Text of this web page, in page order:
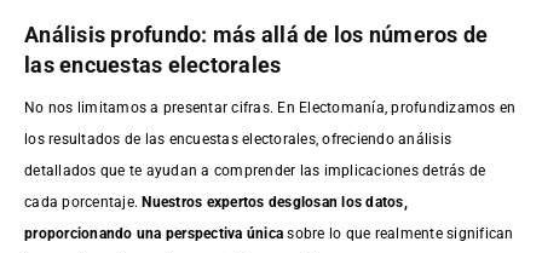
Análisis profundo: más allá de los números de
las encuestas electorales
No nos limitamos a presentar cifras. En Electomanía, profundizamos en
los resultados de las encuestas electorales, ofreciendo análisis
detallados que te ayudan a comprender las implicaciones detrás de
cada porcentaje.Nuestros expertos desglosan los datos,
proporcionando una perspectiva única sobre lo que realmente significan